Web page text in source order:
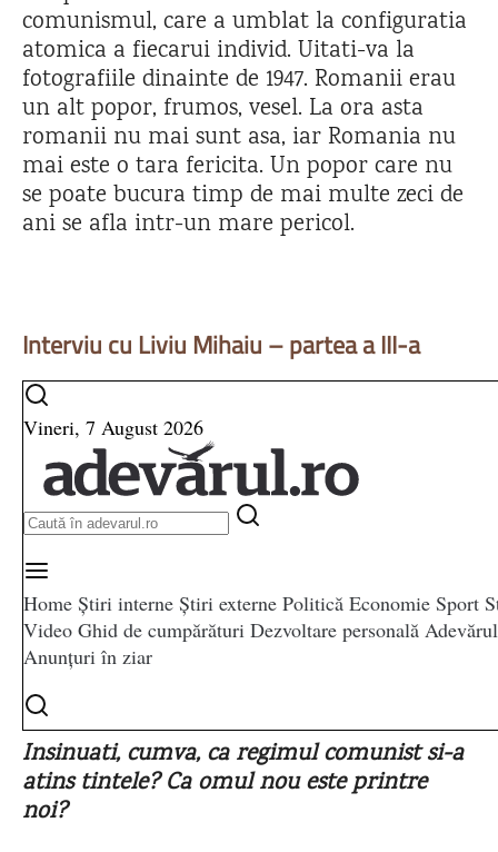
comunismul, care a umblat la configuratia
atomica a fiecarui individ. Uitati-va la
fotografiile dinainte de 1947. Romanii erau
un alt popor, frumos, vesel. La ora asta
romanii nu mai sunt asa, iar Romania nu
mai este o tara fericita. Un popor care nu
se poate bucura timp de mai multe zeci de
ani se afla intr-un mare pericol.
Interviu cu Liviu Mihaiu – partea a III-a
Insinuati, cumva, ca regimul comunist si-a
atins tintele? Ca omul nou este printre
noi?